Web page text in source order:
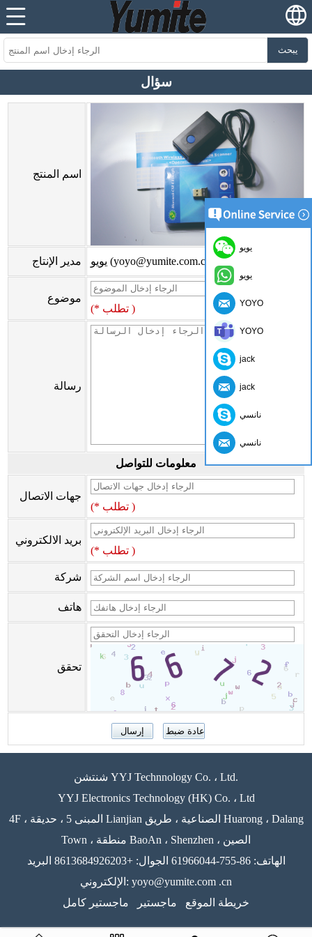
يبحث
سؤال
اسم المنتج
مدير الإنتاج يويو (yoyo@yumite.com.cn)
موضوع
(* تطلب )
رسالة
معلومات للتواصل
جهات الاتصال
(* تطلب )
بريد الالكتروني
(* تطلب )
شركة
هاتف
تحقق
شنتشن YYJ Technnology Co. ، Ltd.
YYJ Electronics Technology (HK) Co. ، Ltd
4F ، المبنى 5 ، حديقة Lianjian الصناعية ، طريق Huarong ، Dalang
Town ، منطقة BaoAn ، Shenzhen ، الصين
الهاتف: 86-755-61966044 الجوال: +8613684926203 البريد
الإلكتروني: yoyo@yumite.com .cn
خريطة الموقع
ماجستير ماجستير كامل
يويو
يويو
YOYO
YOYO
jack
jack
نانسي
نانسي